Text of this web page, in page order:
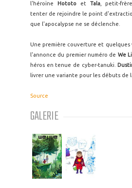
l'héroïne Hototoet Tala, petit-
tenter de rejoindre le point
que l'apocalypse ne se déclenche.
Une première couverture et quelques
l'annonce du premier numéro de We
héros en tenue de cyber-tanuki.
livrer une variante pour les débuts de
Source
GALERIE